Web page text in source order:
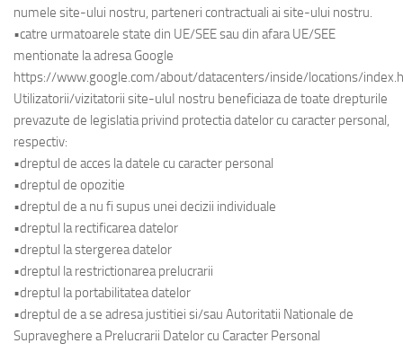
numele site-ului nostru, parteneri contractuali ai site-ului nostru.
•catre urmatoarele state din UE/SEE sau din afara UE/SEE
mentionate la adresa Google
https://www.google.com/about/datacenters/inside/locations/
Utilizatorii/vizitatorii site-uluI nostru beneficiaza de toate drepturile
prevazute de legislatia privind protectia datelor cu caracter personal,
respectiv:
•dreptul de acces la datele cu caracter personal
•dreptul de opozitie
•dreptul de a nu fi supus unei decizii individuale
•dreptul la rectificarea datelor
•dreptul la stergerea datelor
•dreptul la restrictionarea prelucrarii
•dreptul la portabilitatea datelor
•dreptul de a se adresa justitiei si/sau Autoritatii Nationale de
Supraveghere a Prelucrarii Datelor cu Caracter Personal